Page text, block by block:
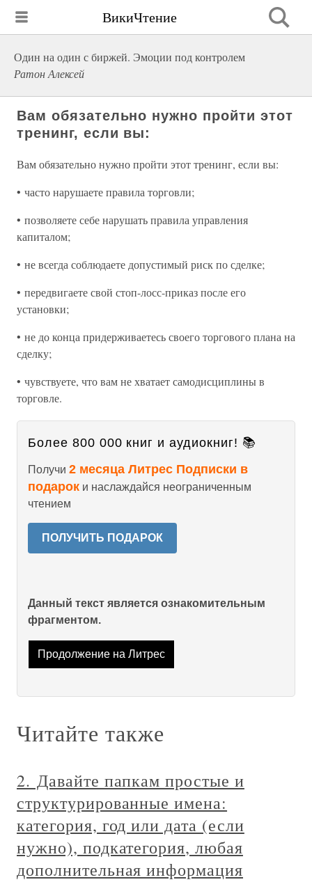
ВикиЧтение
Один на один с биржей. Эмоции под контролем
Ратон Алексей
Вам обязательно нужно пройти этот
тренинг, если вы:
Вам обязательно нужно пройти этот тренинг, если вы:
• часто нарушаете правила торговли;
• позволяете себе нарушать правила управления
капиталом;
• не всегда соблюдаете допустимый риск по сделке;
• передвигаете свой стоп-лосс-приказ после его
установки;
• не до конца придерживаетесь своего торгового плана на
сделку;
• чувствуете, что вам не хватает самодисциплины в
торговле.
Более 800 000 книг и аудиокниг! 📚
Получи 2 месяца Литрес Подписки в
подарок и наслаждайся неограниченным
чтением
ПОЛУЧИТЬ ПОДАРОК
Данный текст является ознакомительным
фрагментом.
Продолжение на Литрес
Читайте также
2. Давайте папкам простые и
структурированные имена:
категория, год или дата (если
нужно), подкатегория, любая
дополнительная информация